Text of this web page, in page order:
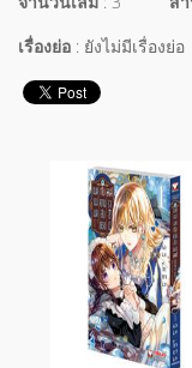
เรื่องย่อ : ยังไม่มีเรื่องย่อ